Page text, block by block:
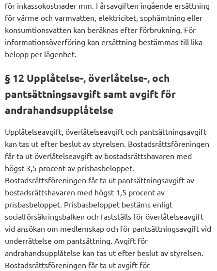
för inkassokostnader mm. I årsavgiften ingående ersättning
för värme och varmvatten, elektricitet, sophämtning eller
konsumtionsvatten kan beräknas efter förbrukning. För
informationsöverföring kan ersättning bestämmas till lika
belopp per lägenhet.
§ 12 Upplåtelse-, överlåtelse-, och
pantsättningsavgift samt avgift för
andrahandsupplåtelse
Upplåtelseavgift, överlåtelseavgift och pantsättningsavgift
kan tas ut efter beslut av styrelsen. Bostadsrättsföreningen
får ta ut överlåtelseavgift av bostadsrättshavaren med
högst 3,5 procent av prisbasbeloppet.
Bostadsrättsföreningen får ta ut pantsättningsavgift av
bostadsrättshavaren med högst 1,5 procent av
prisbasbeloppet. Prisbasbeloppet bestäms enligt
socialförsäkringsbalken och fastställs för överlåtelseavgift
vid ansökan om medlemskap och för pantsättningsavgift vid
underrättelse om pantsättning. Avgift för
andrahandsupplåtelse kan tas ut efter beslut av styrelsen.
Bostadsrättsföreningen får ta ut avgift för